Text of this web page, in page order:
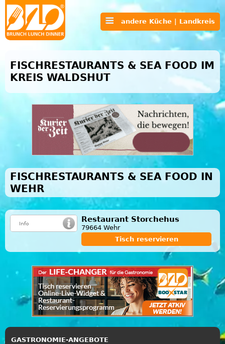
andere Küche | Landkreis
FISCHRESTAURANTS & SEA FOOD IM
KREIS WALDSHUT
FISCHRESTAURANTS & SEA FOOD IN
WEHR
Restaurant Storchehus
79664 Wehr
Tisch reservieren
GASTRONOMIE-ANGEBOTE